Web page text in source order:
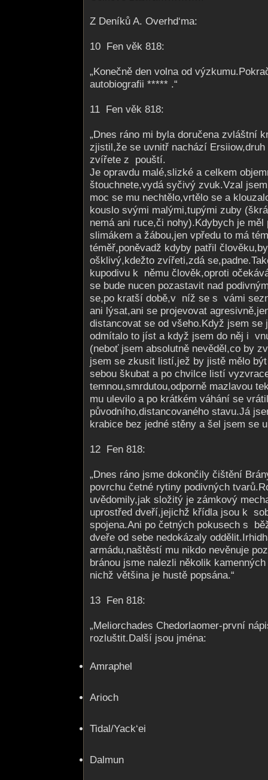
Z Deníků A. Overhd‘ma:
10 Fen věk 818:
„Konečně den volna od
autobiografii ***** .“
11 Fen věk 818:
„Dnes ráno mi byla doručena zvláštní
zjistil,že se uvnitř nachází Ersiiow,druh
zvířete z pouští.
Je opravdu malé,slizké a celkem
štouchnete,vydá syčivý zvuk.Vzal
moc se mu nechtělo,vrtělo se a
kouslo svými malými,tupými zuby
nemá ani ruce,či nohy).Kdybych je
slimákem a žábou,jen vpředu to má
téměř,poněvadž kdyby patřil
ošklivý,kdežto zvířeti,zdá
kupodivu k němu člověk,oproti
se bude nucen pozastavit nad
se,po kratší době,v níž se s vámi
ani lýsat,ani se projevovat
distancovat se od všeho.Když jsem se
odmítalo to jíst a když jsem do něj i
(neboť jsem absolutně nevěděl,co by
jsem se zkusit listí,jež by jistě mělo
sebou škubat a po chvilce listí
temnou,smrdutou­,odporně mazlavou
mu ulevilo a po krátkém váhání se
původního,dis­tancovaného stavu.Já
krabice bez jedné stěny a šel jsem se
12 Fen 818:
„Dnes ráno jsme dokončily čištění
povrchu četné rytiny podivných
uvědomily,jak složitý je zámkový
uprostřed dveří,jejichž křídla jsou k
spojena.Ani po četných pokusech s
dveře od sebe nedokázaly
armádu,naštěstí mu nikdo nevěnuje
bránou jsme nalezli několik
nichž většina je hustě popsána.“
13 Fen 818:
„Meliorchades Chedorlaomer-první
rozluštit.Další jsou jména:
Amraphel
Arioch
Tidal/Yack‘ei
Dalmun